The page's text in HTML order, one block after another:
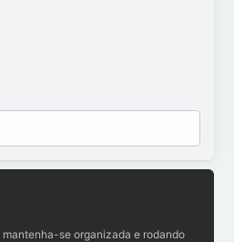
se organizada e rodando